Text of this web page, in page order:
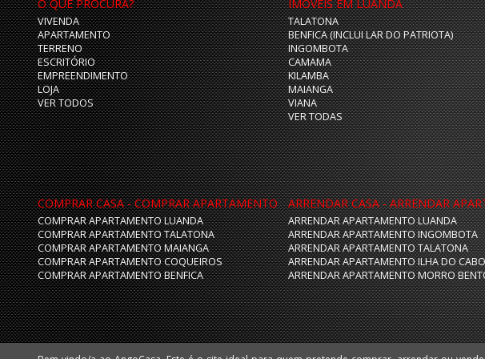
O QUE PROCURA?
VIVENDA
APARTAMENTO
TERRENO
ESCRITÓRIO
EMPREENDIMENTO
LOJA
VER TODOS
IMÓVEIS EM LUANDA
TALATONA
BENFICA (INCLUI LAR DO PATRIOTA)
INGOMBOTA
CAMAMA
KILAMBA
MAIANGA
VIANA
VER TODAS
COMPRAR CASA - COMPRAR APARTAMENTO
COMPRAR APARTAMENTO LUANDA
COMPRAR APARTAMENTO TALATONA
COMPRAR APARTAMENTO MAIANGA
COMPRAR APARTAMENTO COQUEIROS
COMPRAR APARTAMENTO BENFICA
ARRENDAR CASA - ARRENDAR
ARRENDAR APARTAMENTO LUANDA
ARRENDAR APARTAMENTO INGOMBOTA
ARRENDAR APARTAMENTO TALATONA
ARRENDAR APARTAMENTO ILHA DO CABO
ARRENDAR APARTAMENTO MORRO